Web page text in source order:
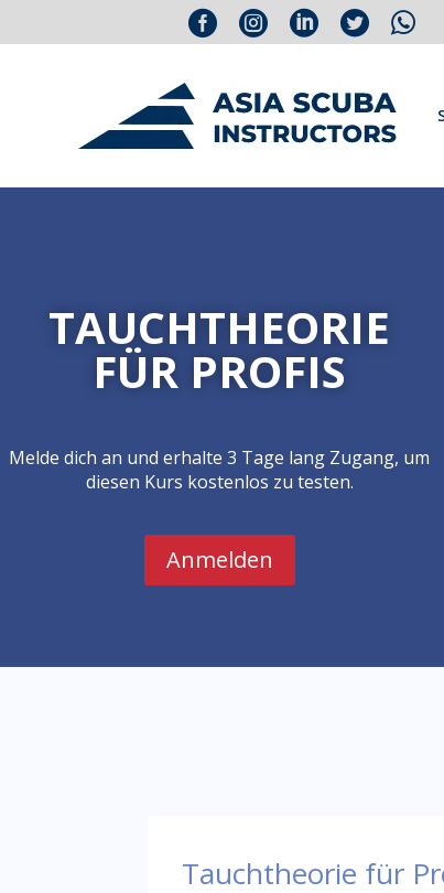
    
TAUCHTHEORIE
FÜR PROFIS
Melde dich an und erhalte 3 Tage lang Zugang, um
diesen Kurs kostenlos zu testen.
Anmelden
Tauchtheorie für